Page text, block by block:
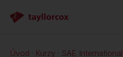
Úvod Kurzy SAE International